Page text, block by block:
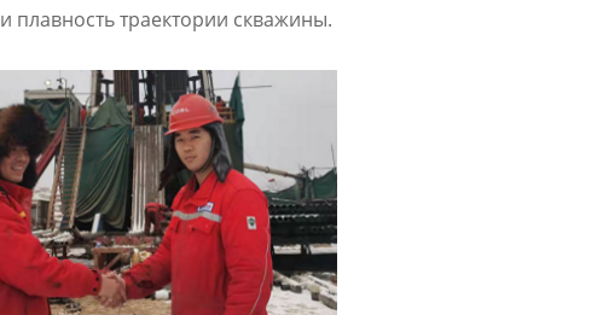
плавность траектории скважины.